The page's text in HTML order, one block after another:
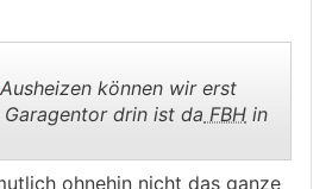
..
Ausheizen können wir erst
drin ist da FBH in
ohnehin nicht das ganze